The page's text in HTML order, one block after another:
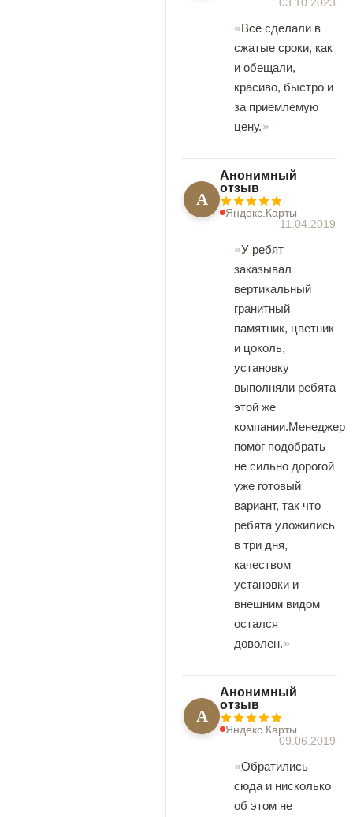
Все сделали в
сжатые сроки, как
и обещали,
красиво, быстро и
за приемлемую
цену.
А
Анонимный
отзыв
Яндекс.Карты
11.04.2019
У ребят
заказывал
вертикальный
гранитный
памятник, цветник
и цоколь,
установку
выполняли ребята
этой же
компании.Менеджер
помог подобрать
не сильно дорогой
уже готовый
вариант, так что
ребята уложились
в три дня,
качеством
установки и
внешним видом
остался
доволен.
А
Анонимный
отзыв
Яндекс.Карты
09.06.2019
Обратились
сюда и нисколько
об этом не